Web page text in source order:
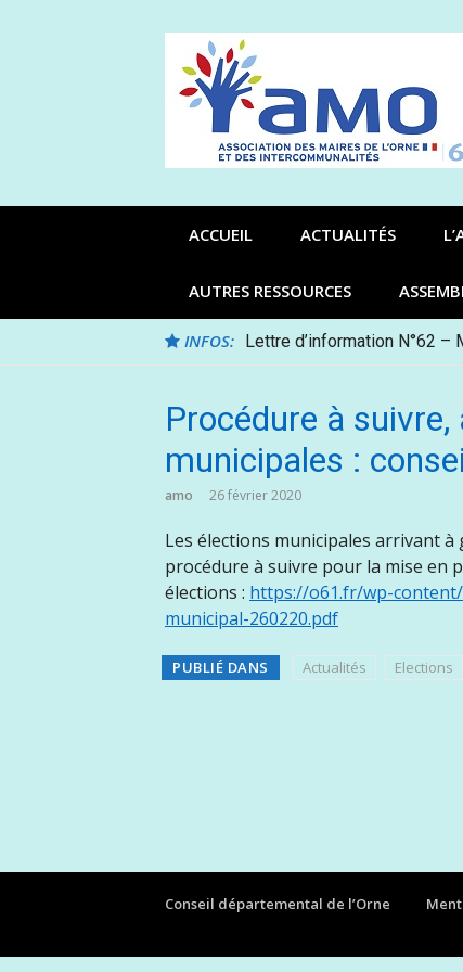
ACCUEIL ACTUALITÉS
AUTRES RESSOURCES
INFOS: Lettre d’information N°62 –
Procédure à suivre,
municipales :
amo 26 février 2020
Les élections municipales arrivant
procédure à suivre pour la mise en
élections : https://o61.fr/wp-
municipal-260220.pdf
PUBLIÉ DANS Actualités Elections
Conseil départemental de l’Orne